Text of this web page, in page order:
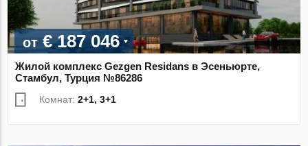
от € 187 046
Жилой комплекс Gezgen Residans в Эсеньюрте,
Стамбул, Турция №86286
Комнат:2+1, 3+1